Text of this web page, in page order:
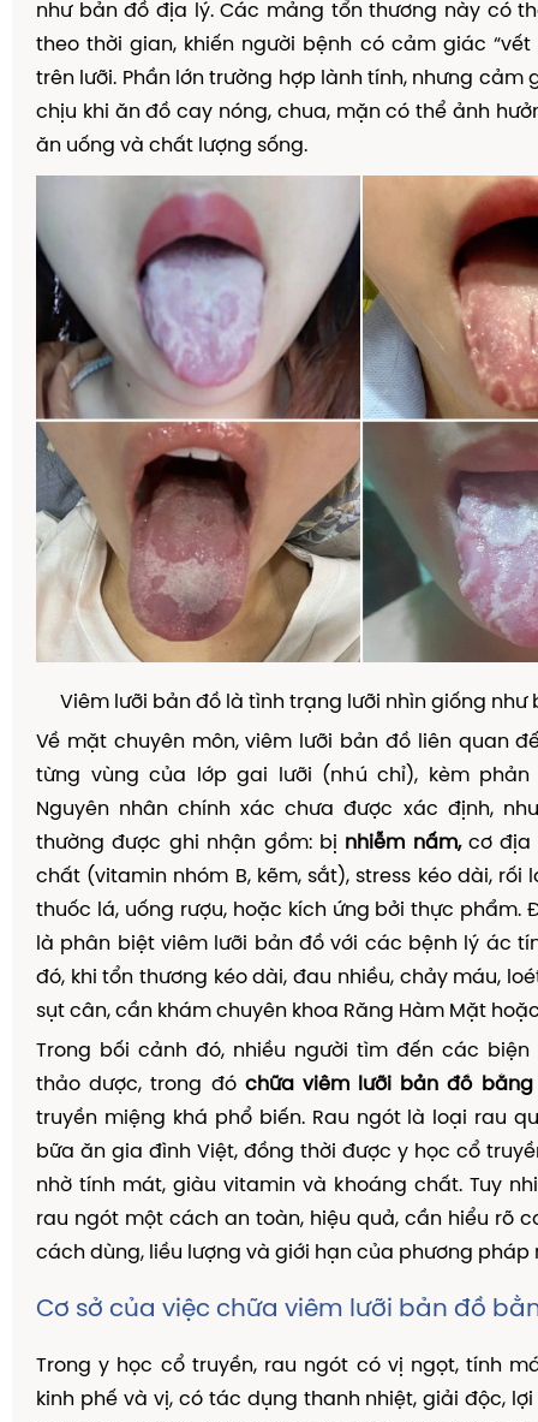
Kiến Thức Về Hà Thủ Ô
Kiến Thức Về Tam Thất
Kiến Thức Về Tiểu Đường
Kiến Thức Về Dầu Gội Thảo Dược
Kiến Thức Về Máy Lọc Không Khí
như bản đồ địa lý. Các mảng tổn thương này có
theo thời gian, khiến người bệnh có cảm giác “vết
trên lưỡi. Phần lớn trường hợp lành tính, nhưng cảm
chịu khi ăn đồ cay nóng, chua, mặn có thể ảnh
ăn uống và chất lượng sống.
Viêm lưỡi bản đồ là tình trạng lưỡi nhìn giống như
Về mặt chuyên môn, viêm lưỡi bản đồ liên quan
từng vùng của lớp gai lưỡi (nhú chỉ), kèm phản
Nguyên nhân chính xác chưa được xác định,
thường được ghi nhận gồm: bị nhiễm nấm,cơ địa
chất (vitamin nhóm B, kẽm, sắt), stress kéo dài, rối
thuốc lá, uống rượu, hoặc kích ứng bởi thực phẩm.
là phân biệt viêm lưỡi bản đồ với các bệnh lý ác
đó, khi tổn thương kéo dài, đau nhiều, chảy máu,
sụt cân, cần khám chuyên khoa Răng Hàm Mặt
Trong bối cảnh đó, nhiều người tìm đến các
thảo dược, trong đó chữa viêm lưỡi bản đồ
truyền miệng khá phổ biến. Rau ngót là loại rau
bữa ăn gia đình Việt, đồng thời được y học cổ
nhờ tính mát, giàu vitamin và khoáng chất. Tuy
rau ngót một cách an toàn, hiệu quả, cần hiểu rõ
cách dùng, liều lượng và giới hạn của phương pháp
Cơ sở của việc chữa viêm lưỡi bản đồ
Trong y học cổ truyền, rau ngót có vị ngọt, tính
kinh phế và vị, có tác dụng thanh nhiệt, giải độc,